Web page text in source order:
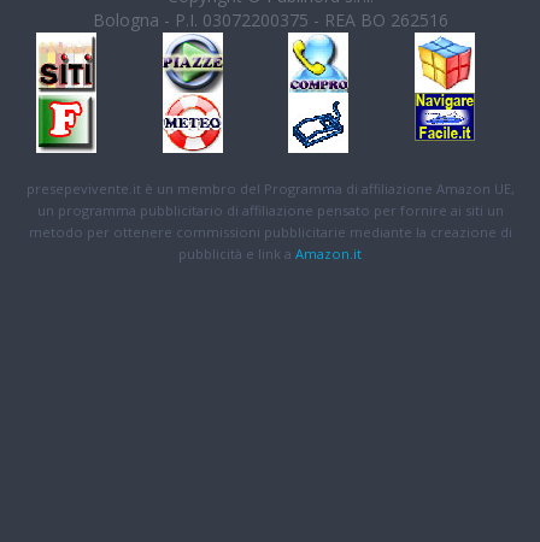
Bologna - P.I. 03072200375 - REA BO 262516
presepevivente.it è un membro del Programma di affiliazione Amazon UE,
un programma pubblicitario di affiliazione pensato per fornire ai siti un
metodo per ottenere commissioni pubblicitarie mediante la creazione di
pubblicità e link a Amazon.it